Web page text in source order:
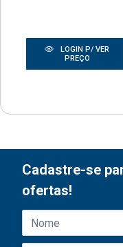
LOGIN P/ VER
PREÇO
Cadastre-se
ofertas!